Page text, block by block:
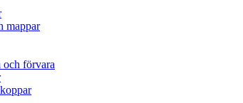
mappar
och förvara